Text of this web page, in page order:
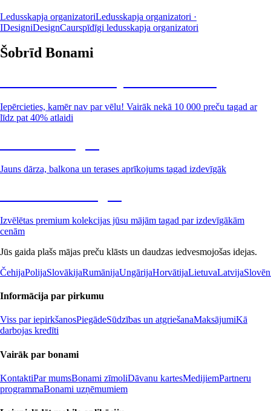
Ledusskapja organizatoriLedusskapja organizatori ·
IDesigniDesignCaurspīdīgi ledusskapja organizatori
Šobrīd Bonami
Iepērcieties, kamēr nav par vēlu! Vairāk nekā 10 000 preču tagad ar
līdz pat 40% atlaidi
Jauns dārza, balkona un terases aprīkojums tagad izdevīgāk
Izvēlētas premium kolekcijas jūsu mājām tagad par izdevīgākām
cenām
Jūs gaida plašs mājas preču klāsts un daudzas iedvesmojošas idejas.
ČehijaPolijaSlovākijaRumānijaUngārijaHorvātijaLietuvaLatvija
Informācija par pirkumu
Viss par iepirkšanosPiegādeSūdzības un atgriešanaMaksājumiKā
darbojas kredīti
Vairāk par bonami
KontaktiPar mumsBonami zīmoliDāvanu kartesMedijiemPartneru
programmaBonami uzņēmumiem